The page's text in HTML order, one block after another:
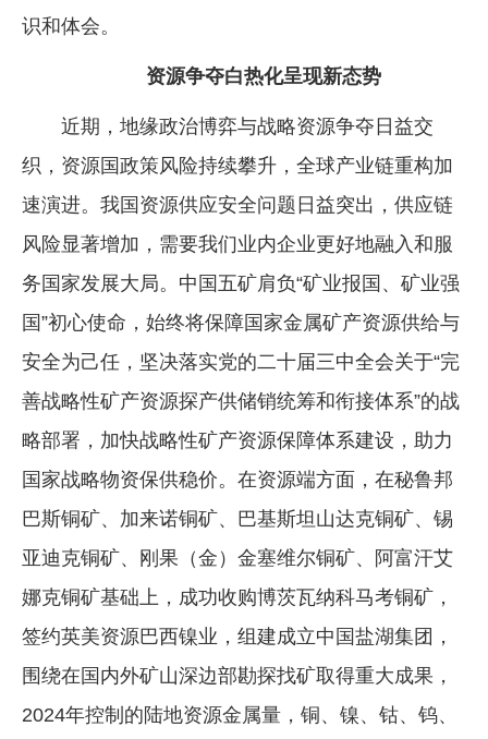
识和体会。
资源争夺白热化呈现新态势
近期，地缘政治博弈与战略资源争夺日益交
织，资源国政策风险持续攀升，全球产业链重构加
速演进。我国资源供应安全问题日益突出，供应链
风险显著增加，需要我们业内企业更好地融入和服
务国家发展大局。中国五矿肩负“矿业报国、矿业强
国”初心使命，始终将保障国家金属矿产资源供给与
安全为己任，坚决落实党的二十届三中全会关于“完
善战略性矿产资源探产供储销统筹和衔接体系”的战
略部署，加快战略性矿产资源保障体系建设，助力
国家战略物资保供稳价。在资源端方面，在秘鲁邦
巴斯铜矿、加来诺铜矿、巴基斯坦山达克铜矿、锡
亚迪克铜矿、刚果（金）金塞维尔铜矿、阿富汗艾
娜克铜矿基础上，成功收购博茨瓦纳科马考铜矿，
签约英美资源巴西镍业，组建成立中国盐湖集团，
围绕在国内外矿山深边部勘探找矿取得重大成果，
2024年控制的陆地资源金属量，铜、镍、钴、钨、